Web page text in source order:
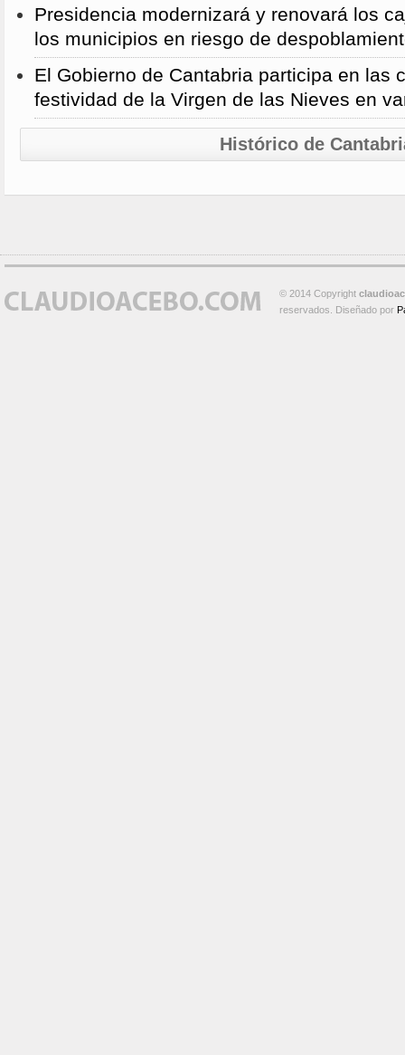
Presidencia modernizará y renovará los
los municipios en riesgo de
El Gobierno de Cantabria participa en las
festividad de la Virgen de las Nieves en
Histórico de
© 2014 Copyright
reservados. Diseñado por